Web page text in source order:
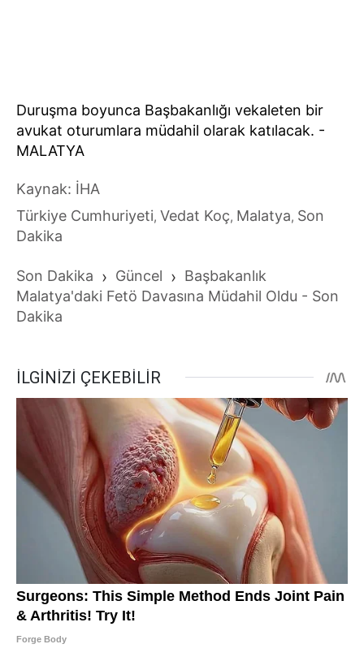
Duruşma boyunca Başbakanlığı vekaleten bir
avukat oturumlara müdahil olarak katılacak. -
MALATYA
Kaynak: İHA
Türkiye Cumhuriyeti, Vedat Koç, Malatya, Son
Dakika
Son Dakika › Güncel › Başbakanlık
Malatya'daki Fetö Davasına Müdahil Oldu - Son
Dakika